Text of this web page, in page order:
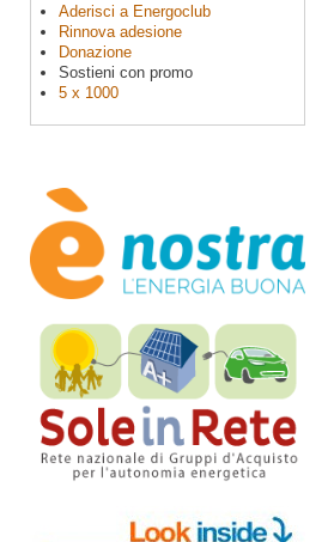
Aderisci a Energoclub
Rinnova adesione
Donazione
Sostieni con promo
5 x 1000